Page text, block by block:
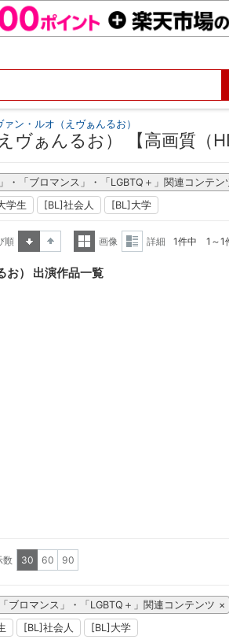
ァン・ルオ（えヴぁんるお）
ヴぁんるお） 【高画質（
」・「ブロマンス」・「LGBTQ＋」関連コンテン
学生
[BL]社会人 [BL]大学
順
表示
画像
詳細 1件中 1～1
お） 出演作品一覧
数 30 60 90
「ブロマンス」・「LGBTQ＋」関連コンテンツ
[BL]社会人 [BL]大学